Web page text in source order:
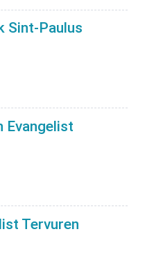
Sint-Paulus
Evangelist
Tervuren